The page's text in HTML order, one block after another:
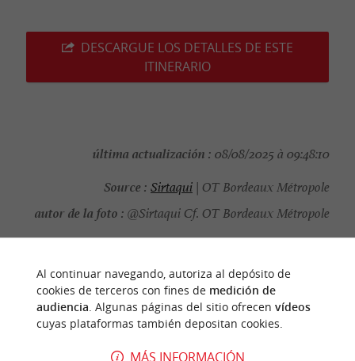
DESCARGUE LOS DETALLES DE ESTE
ITINERARIO
última actualización : 08/08/2025 à 09:48:10
Source : Sirtaqui | OT Bordeaux Métropole
autor de la foto : @Sirtaqui Cf. OT Bordeaux Métropole
PARA DESCUBRIRALREDEDOR
Información
Al continuar navegando, autoriza al depósito de
cookies de terceros con fines de medición de
audiencia. Algunas páginas del sitio ofrecen vídeos
cuyas plataformas también depositan cookies.
MÁS INFORMACIÓN